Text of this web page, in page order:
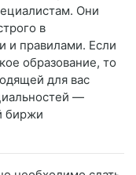
Они
в
и правилами. Если
образование, то
для вас
—
биржи